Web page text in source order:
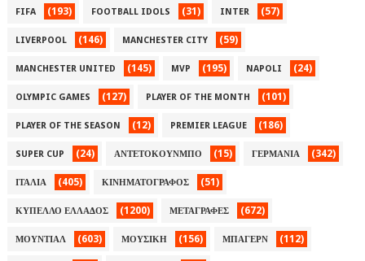
FIFA (193) FOOTBALL IDOLS (31) INTER (57)
LIVERPOOL (146) MANCHESTER CITY (59)
MANCHESTER UNITED (145) MVP (195) NAPOLI (24)
OLYMPIC GAMES (127) PLAYER OF THE MONTH (101)
PLAYER OF THE SEASON (12) PREMIER LEAGUE (186)
SUPER CUP (24) ΑΝΤΕΤΟΚΟΥΝΜΠΟ (15) ΓΕΡΜΑΝΙΑ (342)
ΙΤΑΛΙΑ (405) ΚΙΝΗΜΑΤΟΓΡΑΦΟΣ (51)
ΚΥΠΕΛΛΟ ΕΛΛΑΔΟΣ (1200) ΜΕΤΑΓΡΑΦΕΣ (672)
ΜΟΥΝΤΙΑΛ (603) ΜΟΥΣΙΚΗ (156) ΜΠΑΓΕΡΝ (112)